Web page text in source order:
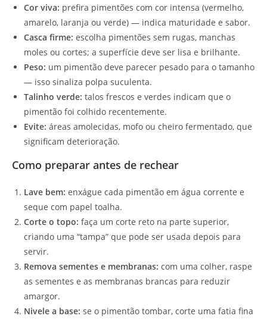
Cor viva: prefira pimentões com cor intensa (vermelho,
amarelo, laranja ou verde) — indica maturidade e sabor.
Casca firme: escolha pimentões sem rugas, manchas
moles ou cortes; a superfície deve ser lisa e brilhante.
Peso: um pimentão deve parecer pesado para o tamanho
— isso sinaliza polpa suculenta.
Talinho verde: talos frescos e verdes indicam que o
pimentão foi colhido recentemente.
Evite: áreas amolecidas, mofo ou cheiro fermentado, que
significam deterioração.
Como preparar antes de rechear
Lave bem: enxágue cada pimentão em água corrente e
seque com papel toalha.
Corte o topo: faça um corte reto na parte superior,
criando uma “tampa” que pode ser usada depois para
servir.
Remova sementes e membranas: com uma colher, raspe
as sementes e as membranas brancas para reduzir
amargor.
Nivele a base: se o pimentão tombar, corte uma fatia fina